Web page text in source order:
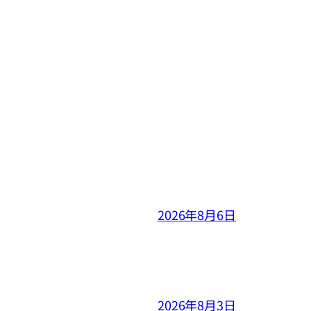
2026年8月6日
2026年8月3日